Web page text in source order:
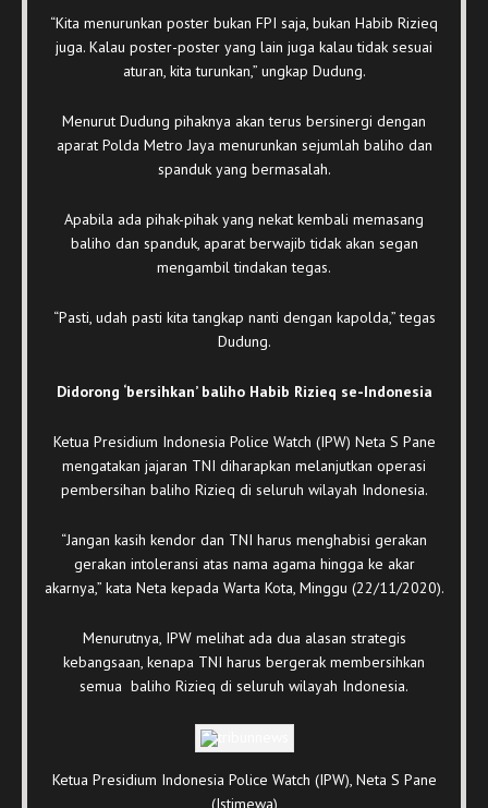
“Kita menurunkan poster bukan FPI saja, bukan Habib Rizieq
juga. Kalau poster-poster yang lain juga kalau tidak sesuai
aturan, kita turunkan,” ungkap Dudung.
Menurut Dudung pihaknya akan terus bersinergi dengan
aparat Polda Metro Jaya menurunkan sejumlah baliho dan
spanduk yang bermasalah.
Apabila ada pihak-pihak yang nekat kembali memasang
baliho dan spanduk, aparat berwajib tidak akan segan
mengambil tindakan tegas.
“Pasti, udah pasti kita tangkap nanti dengan kapolda,” tegas
Dudung.
Didorong ‘bersihkan’ baliho Habib Rizieq se-Indonesia
Ketua Presidium Indonesia Police Watch (IPW) Neta S Pane
mengatakan jajaran TNI diharapkan melanjutkan operasi
pembersihan baliho Rizieq di seluruh wilayah Indonesia.
“Jangan kasih kendor dan TNI harus menghabisi gerakan
gerakan intoleransi atas nama agama hingga ke akar
akarnya,” kata Neta kepada Warta Kota, Minggu (22/11/2020).
Menurutnya, IPW melihat ada dua alasan strategis
kebangsaan, kenapa TNI harus bergerak membersihkan
semua baliho Rizieq di seluruh wilayah Indonesia.
Ketua Presidium Indonesia Police Watch (IPW), Neta S Pane
(Istimewa)